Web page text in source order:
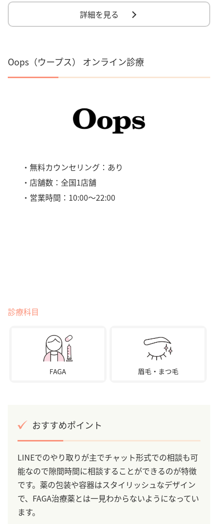
詳細を見る
Oops（ウープス） オンライン診療
・無料カウンセリング：あり
・店舗数：全国1店舗
・営業時間：10:00～22:00
診療科目
おすすめポイント
LINEでのやり取りが主でチャット形式での相談も可
能なので隙間時間に相談することができるのが特徴
です。薬の包装や容器はスタイリッシュなデザイン
で、FAGA治療薬とは一見わからないようになってい
ます。